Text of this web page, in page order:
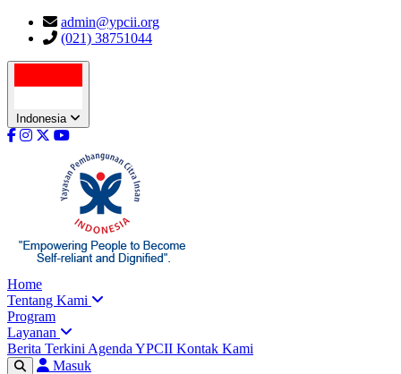
admin@ypcii.org
(021) 38751044
Indonesia
Home
Tentang Kami
Program
Layanan
Berita Terkini Agenda YPCII Kontak Kami
Masuk